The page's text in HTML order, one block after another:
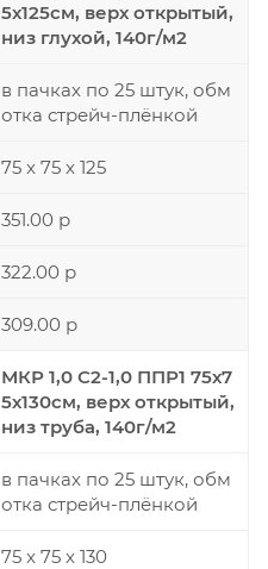
5х125см, верх открытый,
низ глухой, 140г/м2
в пачках по 25 штук, обм
отка стрейч-плёнкой
75 x 75 x 125
351.00 р
322.00 р
309.00 р
МКР 1,0 С2-1,0 ППР1 75х7
5х130см, верх открытый,
низ труба, 140г/м2
в пачках по 25 штук, обм
отка стрейч-плёнкой
75 x 75 x 130